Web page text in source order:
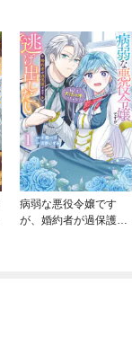
病弱な悪役令嬢です
が、婚約者が過保護す